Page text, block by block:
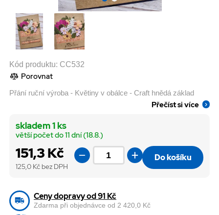
Kód produktu: CC532
Porovnat
Přání ruční výroba - Květiny v obálce - Craft hnědá základ
Přečíst si více
151,3 Kč
125,0 Kč bez DPH
skladem 1 ks
větší počet do 11 dní (18.8.)
Do košíku
Ceny dopravy od 91 Kč
Zdarma při objednávce od 2 420,0 Kč